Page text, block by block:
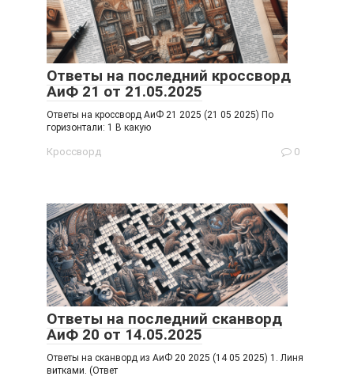
Ответы на последний кроссворд
АиФ 21 от 21.05.2025
Ответы на кроссворд АиФ 21 2025 (21 05 2025) По
горизонтали: 1 В какую
Кроссворд 0
Ответы на последний сканворд
АиФ 20 от 14.05.2025
Ответы на сканворд из АиФ 20 2025 (14 05 2025) 1. Линя
витками. (Ответ